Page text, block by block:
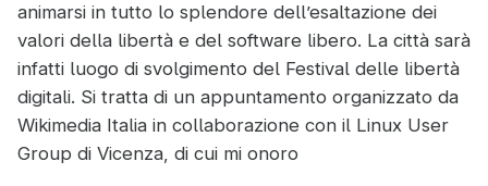
animarsi in tutto lo splendore dell’esaltazione dei
valori della libertà e del software libero. La città sarà
infatti luogo di svolgimento del Festival delle libertà
digitali. Si tratta di un appuntamento organizzato da
Wikimedia Italia in collaborazione con il Linux User
Group di Vicenza, di cui mi onoro